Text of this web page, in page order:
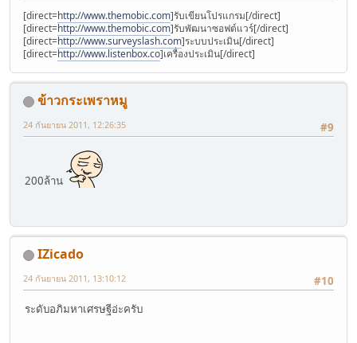
[direct=http://www.themobic.com]รับเขียนโปรแกรม[/direct]
[direct=http://www.themobic.com]รับพัฒนาซอฟต์แวร์[/direct]
[direct=http://www.surveyslash.com]ระบบประเมิน[/direct]
[direct=http://www.listenbox.co]เครื่องประเมิน[/direct]
ข้าวกระเพราหมู
#9
24 กันยายน 2011, 12:26:35
200ล้าน
IZicado
#10
24 กันยายน 2011, 13:10:12
ระดับอภิมหาเศรษฐีอ่ะครับ